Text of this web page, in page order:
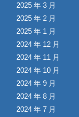
2025 年 3 月
2025 年 2 月
2025 年 1 月
2024 年 12 月
2024 年 11 月
2024 年 10 月
2024 年 9 月
2024 年 8 月
2024 年 7 月